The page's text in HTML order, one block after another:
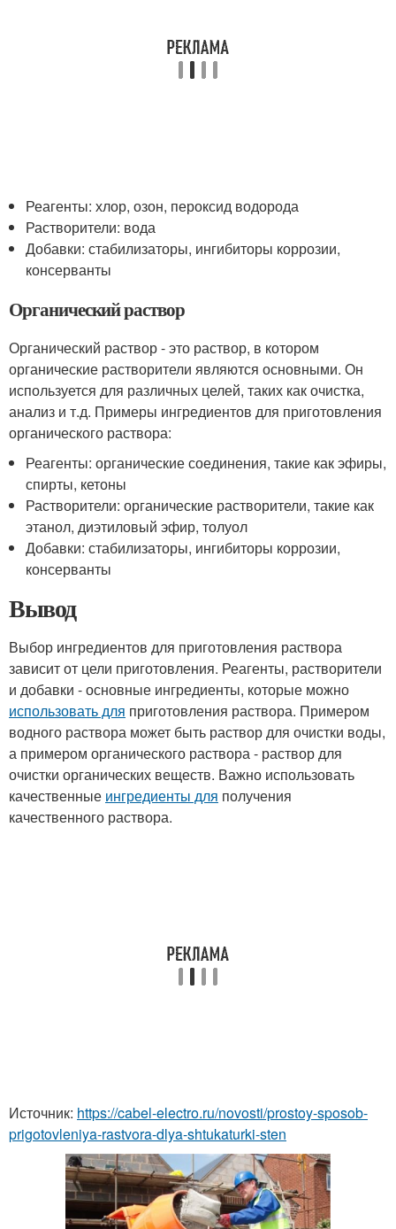
Реагенты: хлор, озон, пероксид водорода
Растворители: вода
Добавки: стабилизаторы, ингибиторы коррозии,
консерванты
Органический раствор
Органический раствор - это раствор, в котором
органические растворители являются основными. Он
используется для различных целей, таких как очистка,
анализ и т.д. Примеры ингредиентов для приготовления
органического раствора:
Реагенты: органические соединения, такие как эфиры,
спирты, кетоны
Растворители: органические растворители, такие как
этанол, диэтиловый эфир, толуол
Добавки: стабилизаторы, ингибиторы коррозии,
консерванты
Вывод
Выбор ингредиентов для приготовления раствора
зависит от цели приготовления. Реагенты, растворители
и добавки - основные ингредиенты, которые можно
использовать для приготовления раствора. Примером
водного раствора может быть раствор для очистки воды,
а примером органического раствора - раствор для
очистки органических веществ. Важно использовать
качественные ингредиенты для получения
качественного раствора.
Источник: https://cabel-electro.ru/novosti/prostoy-sposob-
prigotovleniya-rastvora-dlya-shtukaturki-sten